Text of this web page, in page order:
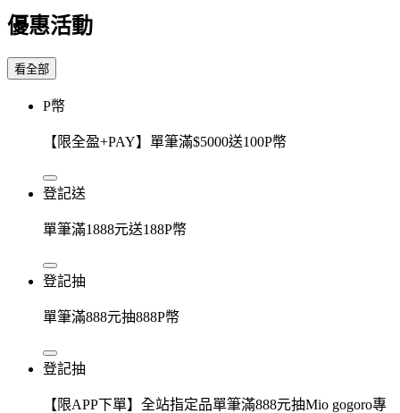
優惠活動
看全部
P幣
【限全盈+PAY】單筆滿$5000送100P幣
登記送
單筆滿1888元送188P幣
登記抽
單筆滿888元抽888P幣
登記抽
【限APP下單】全站指定品單筆滿888元抽Mio gogoro專